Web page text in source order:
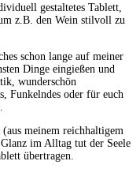
gestaltetes Tablett,
z.B. den Wein stilvoll zu
schon lange auf meiner
Dinge eingießen und
wunderschön
Funkelndes oder für euch
meinem reichhaltigem
im Alltag tut der Seele
übertragen.